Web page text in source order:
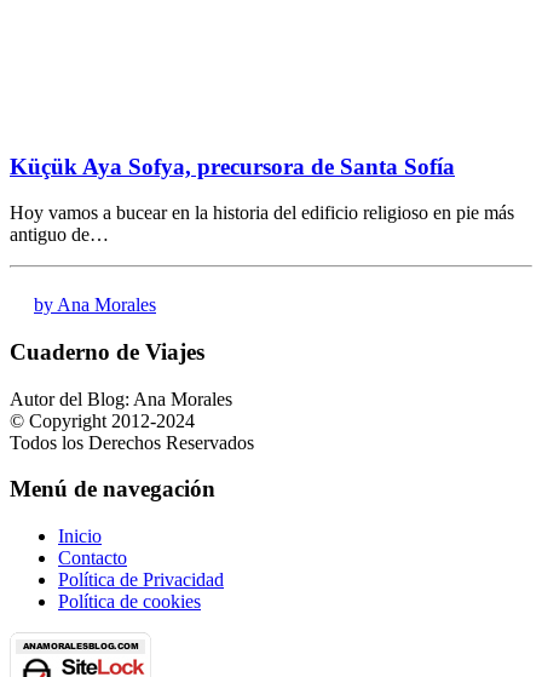
Küçük Aya Sofya, precursora de Santa Sofía
Hoy vamos a bucear en la historia del edificio religioso en pie más
antiguo de…
by Ana Morales
Cuaderno de Viajes
Autor del Blog: Ana Morales
© Copyright 2012-2024
Todos los Derechos Reservados
Menú de navegación
Inicio
Contacto
Política de Privacidad
Política de cookies